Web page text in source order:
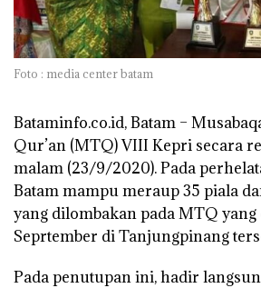
Foto : media center batam
Bataminfo.co.id, Batam –
Qur’an (MTQ) VIII Kepri secara
malam (23/9/2020). Pada
Batam mampu meraup 35 piala
yang dilombakan pada MTQ yang
Seprtember di Tanjungpinang
Pada penutupan ini, hadir